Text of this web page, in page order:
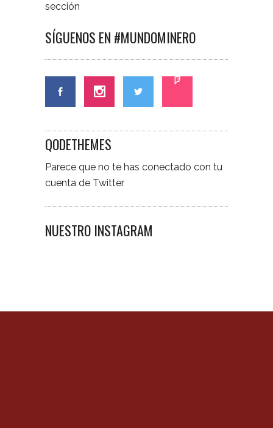
sección
SÍGUENOS EN #MUNDOMINERO
QODETHEMES
Parece que no te has conectado con tu
cuenta de Twitter
NUESTRO INSTAGRAM